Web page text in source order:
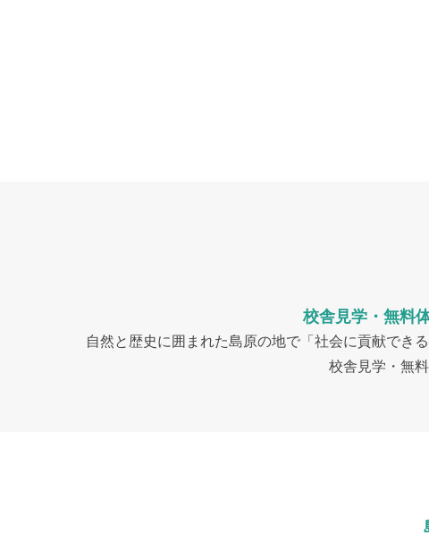
校舎見学・無料
自然と歴史に囲まれた島原の地で「社会に貢献でき
校舎見学・無